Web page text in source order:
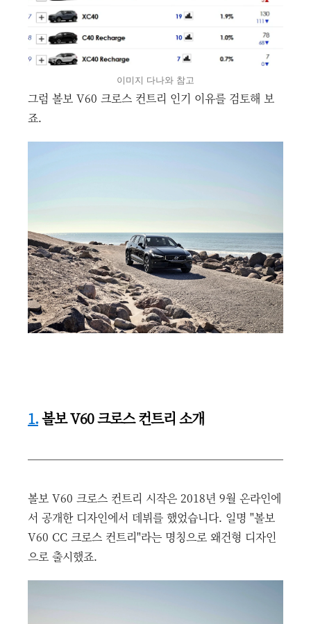
이미지 다나와 참고
그럼 볼보 V60 크로스 컨트리 인기 이유를 검토해 보
죠.
1.볼보 V60 크로스 컨트리 소개
볼보 V60 크로스 컨트리 시작은 2018년 9월 온라인에
서 공개한 디자인에서 데뷔를 했었습니다. 일명 "볼보
V60 CC 크로스 컨트리"라는 명칭으로 왜건형 디자인
으로 출시했죠.